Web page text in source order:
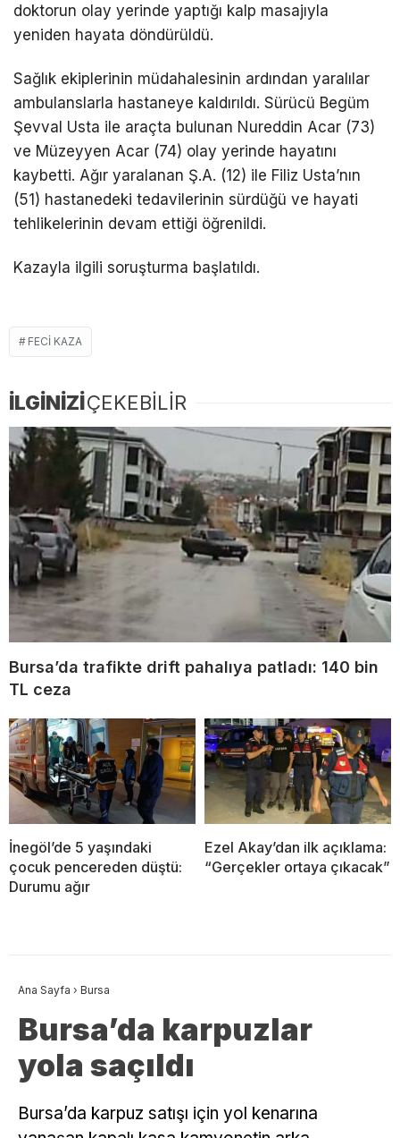
doktorun olay yerinde yaptığı kalp masajıyla
yeniden hayata döndürüldü.
Sağlık ekiplerinin müdahalesinin ardından yaralılar
ambulanslarla hastaneye kaldırıldı. Sürücü Begüm
Şevval Usta ile araçta bulunan Nureddin Acar (73)
ve Müzeyyen Acar (74) olay yerinde hayatını
kaybetti. Ağır yaralanan Ş.A. (12) ile Filiz Usta’nın
(51) hastanedeki tedavilerinin sürdüğü ve hayati
tehlikelerinin devam ettiği öğrenildi.
Kazayla ilgili soruşturma başlatıldı.
FECI KAZA
İLGİNİZİÇEKEBİLİR
Bursa’da trafikte drift pahalıya patladı: 140 bin
TL ceza
İnegöl’de 5 yaşındaki
çocuk pencereden düştü:
Durumu ağır
Ezel Akay’dan ilk açıklama:
“Gerçekler ortaya çıkacak”
Ana Sayfa › Bursa
Bursa’da karpuzlar
yola saçıldı
Bursa’da karpuz satışı için yol kenarına